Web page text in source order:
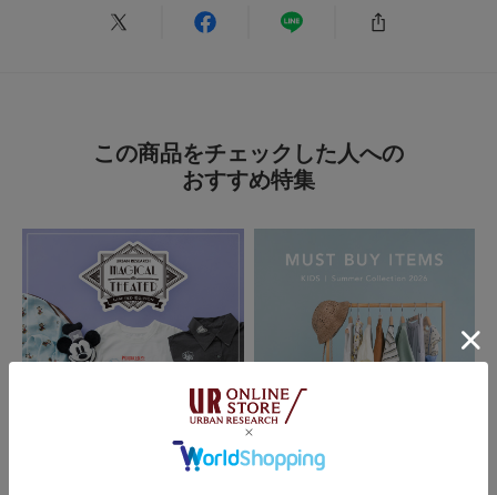
サイズ感
:ちょうど良い 使いやすさ
参考になった Like! 0
とじる
この商品をチェックした人への
おすすめ特集